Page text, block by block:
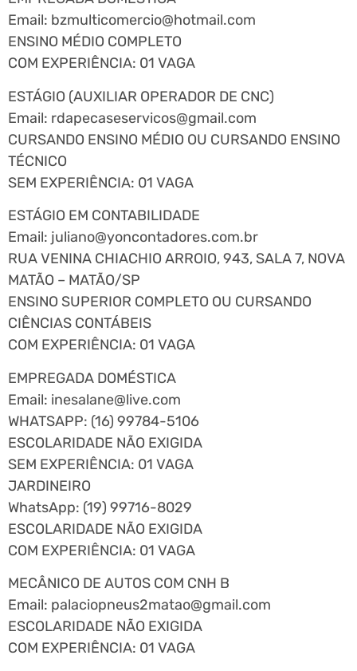
Email: bzmulticomercio@hotmail.com
ENSINO MÉDIO COMPLETO
COM EXPERIÊNCIA: 01 VAGA
ESTÁGIO (AUXILIAR OPERADOR DE CNC)
Email: rdapecaseservicos@gmail.com
CURSANDO ENSINO MÉDIO OU CURSANDO ENSINO
TÉCNICO
SEM EXPERIÊNCIA: 01 VAGA
ESTÁGIO EM CONTABILIDADE
Email: juliano@yoncontadores.com.br
RUA VENINA CHIACHIO ARROIO, 943, SALA 7, NOVA
MATÃO – MATÃO/SP
ENSINO SUPERIOR COMPLETO OU CURSANDO
CIÊNCIAS CONTÁBEIS
COM EXPERIÊNCIA: 01 VAGA
EMPREGADA DOMÉSTICA
Email: inesalane@live.com
WHATSAPP: (16) 99784-5106
ESCOLARIDADE NÃO EXIGIDA
SEM EXPERIÊNCIA: 01 VAGA
JARDINEIRO
WhatsApp: (19) 99716-8029
ESCOLARIDADE NÃO EXIGIDA
COM EXPERIÊNCIA: 01 VAGA
MECÂNICO DE AUTOS COM CNH B
Email: palaciopneus2matao@gmail.com
ESCOLARIDADE NÃO EXIGIDA
COM EXPERIÊNCIA: 01 VAGA